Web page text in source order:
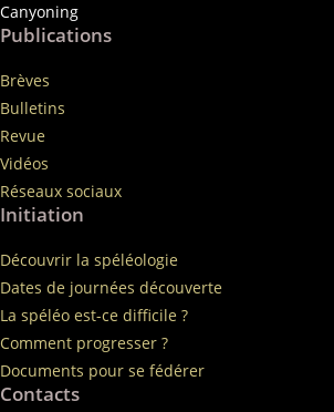
Canyoning
Publications
Brèves
Bulletins
Revue
Vidéos
Réseaux sociaux
Initiation
Découvrir la spéléologie
Dates de journées découverte
La spéléo est-ce difficile ?
Comment progresser ?
Documents pour se fédérer
Contacts